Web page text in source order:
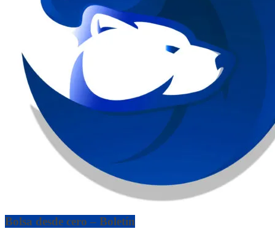
Bolsa desde cero – Boletín